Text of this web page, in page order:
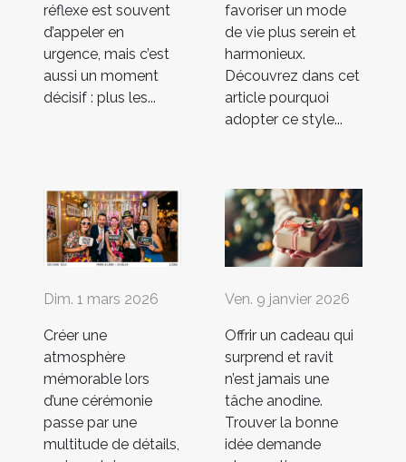
réflexe est souvent
d’appeler en
urgence, mais c’est
aussi un moment
décisif : plus les...
favoriser un mode
de vie plus serein et
harmonieux.
Découvrez dans cet
article pourquoi
adopter ce style...
Dim. 1 mars 2026
Créer une
atmosphère
mémorable lors
d’une cérémonie
passe par une
multitude de détails,
Ven. 9 janvier 2026
Offrir un cadeau qui
surprend et ravit
n’est jamais une
tâche anodine.
Trouver la bonne
idée demande